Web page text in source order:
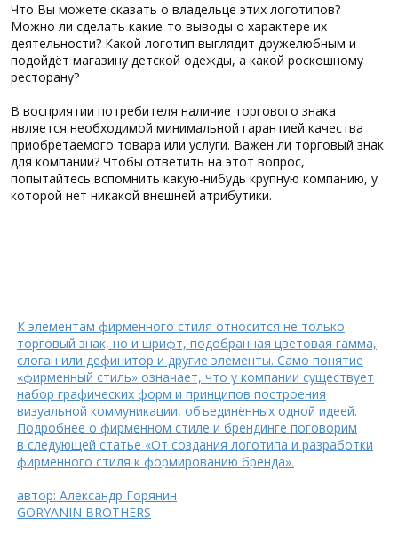
Что Вы можете сказать о владельце этих логотипов?
Можно ли сделать какие-то выводы о характере их
деятельности? Какой логотип выглядит дружелюбным и
подойдёт магазину детской одежды, а какой роскошному
ресторану?
В восприятии потребителя наличие торгового знака
является необходимой минимальной гарантией качества
приобретаемого товара или услуги. Важен ли торговый знак
для компании? Чтобы ответить на этот вопрос,
попытайтесь вспомнить какую-нибудь крупную компанию, у
которой нет никакой внешней атрибутики.
К элементам фирменного стиля относится не только
торговый знак, но и шрифт, подобранная цветовая гамма,
слоган или дефинитор и другие элементы. Само понятие
«фирменный стиль» означает, что у компании существует
набор графических форм и принципов построения
визуальной коммуникации, объединённых одной идеей.
Подробнее о фирменном стиле и брендинге поговорим
в следующей статье «От создания логотипа и разработки
фирменного стиля к формированию бренда».
автор: Александр Горянин
GORYANIN BROTHERS